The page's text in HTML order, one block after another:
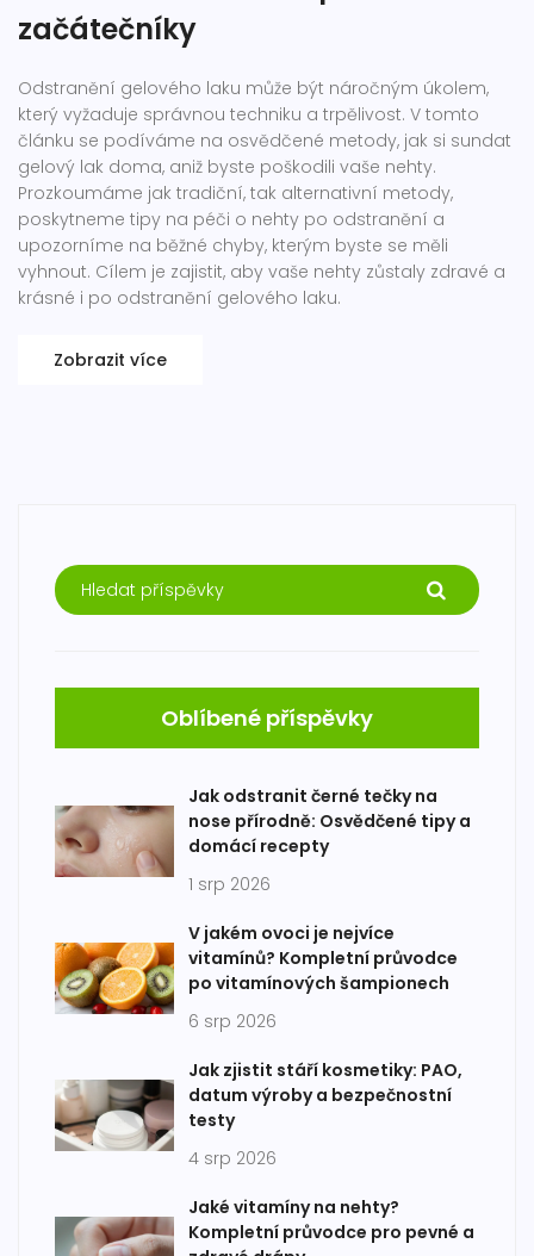
začátečníky
Odstranění gelového laku může být náročným úkolem,
který vyžaduje správnou techniku a trpělivost. V tomto
článku se podíváme na osvědčené metody, jak si sundat
gelový lak doma, aniž byste poškodili vaše nehty.
Prozkoumáme jak tradiční, tak alternativní metody,
poskytneme tipy na péči o nehty po odstranění a
upozorníme na běžné chyby, kterým byste se měli
vyhnout. Cílem je zajistit, aby vaše nehty zůstaly zdravé a
krásné i po odstranění gelového laku.
Zobrazit více
Oblíbené příspěvky
Jak odstranit černé tečky na
nose přírodně: Osvědčené tipy a
domácí recepty
1 srp 2026
V jakém ovoci je nejvíce
vitamínů? Kompletní průvodce
po vitamínových šampionech
6 srp 2026
Jak zjistit stáří kosmetiky: PAO,
datum výroby a bezpečnostní
testy
4 srp 2026
Jaké vitamíny na nehty?
Kompletní průvodce pro pevné a